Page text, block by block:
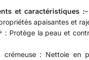
et caractéristiques :
apaisantes et
: Protège la peau et
crémeuse : Nettoie en